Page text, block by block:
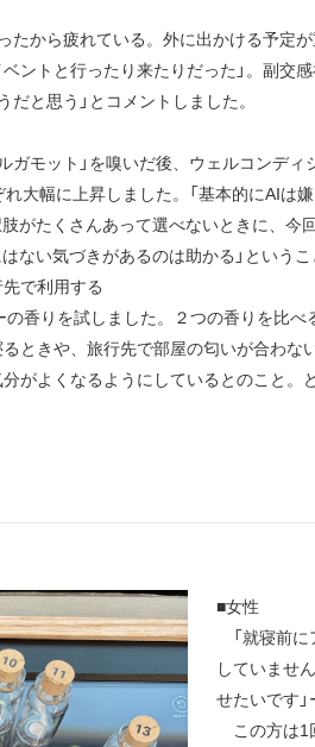
から疲れている。外に出かける予定が
ントと行ったり来たりだった」。副交
と思う」とコメントしました。
モット」を嗅いだ後、ウェルコンディ
大幅に上昇しました。「基本的にAIは
がたくさんあって選べないときに、今
い気づきがあるのは助かる」というこ
で利用する
香りを試しました。２つの香りを比べ
ときや、旅行先で部屋の匂いが合わな
がよくなるようにしているとのこと。
■女性
「就寝前
していませ
せたいです」
この方は1